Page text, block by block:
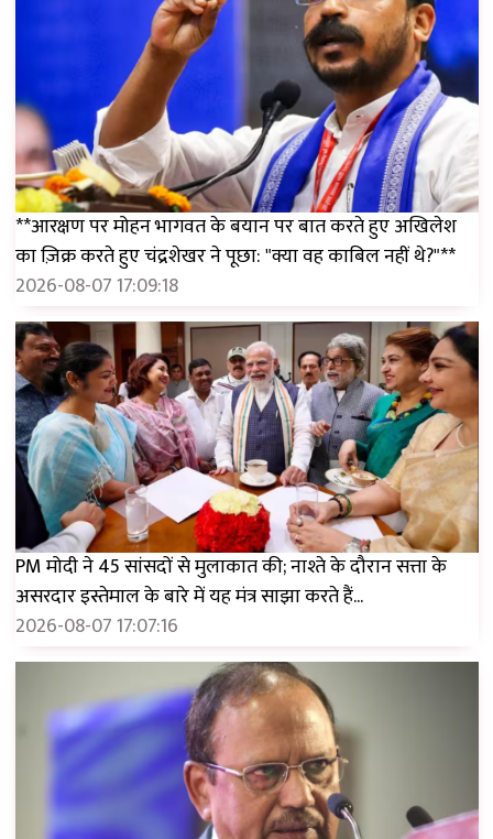
**आरक्षण पर मोहन भागवत के बयान पर बात करते हुए अखिलेश
का ज़िक्र करते हुए चंद्रशेखर ने पूछा: "क्या वह काबिल नहीं थे?"**
2026-08-07 17:09:18
PM मोदी ने 45 सांसदों से मुलाकात की; नाश्ते के दौरान सत्ता के
असरदार इस्तेमाल के बारे में यह मंत्र साझा करते हैं...
2026-08-07 17:07:16